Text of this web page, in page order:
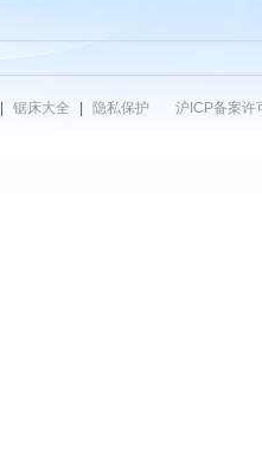
锯床大全 隐私保护 沪ICP备案许